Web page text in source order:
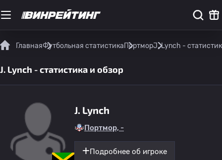
ГлавнаяФутбольная статистикаПортморJ. Lynch -
J. Lynch - статистика и обзор
J. Lynch
Портмор, -
Подробнее об игроке